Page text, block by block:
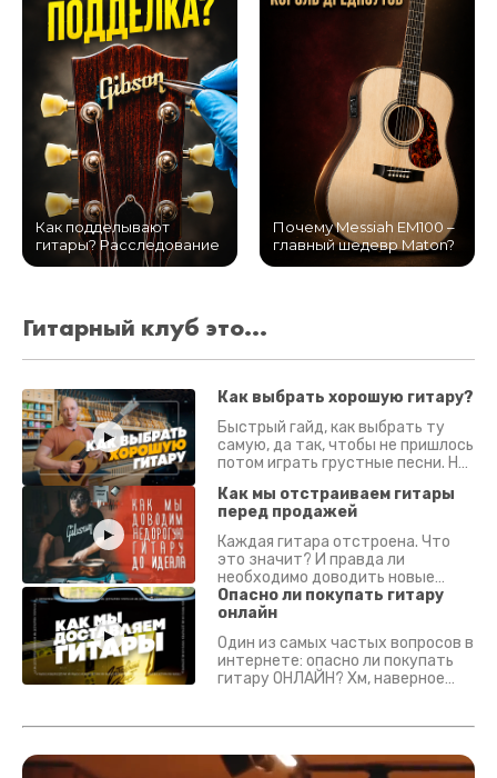
Как подделывают
гитары? Расследование
Почему Messiah EM100 –
главный шедевр Maton?
Гитарный клуб это...
Как выбрать хорошую гитару?
Быстрый гайд, как выбрать ту
самую, да так, чтобы не пришлось
потом играть грустные песни. На
Как мы отстраиваем гитары
перед продажей
Каждая гитара отстроена. Что
это значит? И правда ли
необходимо доводить новые
гитары? Если кратко - да.
Подробно - в видео :)
Опасно ли покупать гитару
онлайн
Один из самых частых вопросов в
интернете: опасно ли покупать
гитару ОНЛАЙН? Хм, наверное
застрахован. Случись что -